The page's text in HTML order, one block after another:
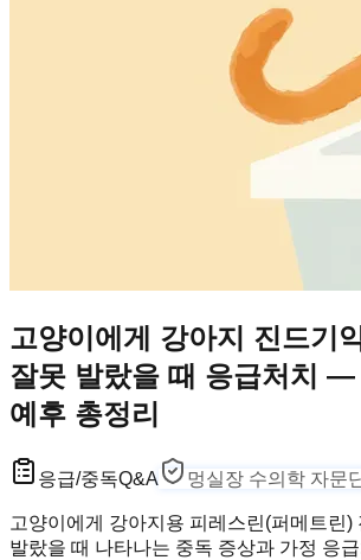
고양이에게 강아지 진드기
잘못 발랐을 때 응급처치 —
예후 총정리
응급/중독Q&A 멍실장 수의학 자문
고양이에게 강아지용 피레스린(퍼메트린)
발랐을 때 나타나는 중독 증상과 가정 응